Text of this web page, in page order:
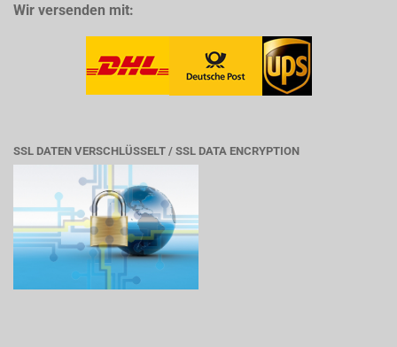
Wir versenden mit:
SSL DATEN VERSCHLÜSSELT / SSL DATA ENCRYPTION